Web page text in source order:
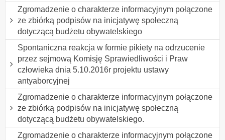
Zgromadzenie o charakterze informacyjnym połączone
ze zbiórką podpisów na inicjatywę społeczną
dotyczącą budżetu obywatelskiego
Spontaniczna reakcja w formie pikiety na odrzucenie
przez sejmową Komisję Sprawiedliwości i Praw
człowieka dnia 5.10.2016r projektu ustawy
antyaborcyjnej
Zgromadzenie o charakterze informacyjnym połączone
ze zbiórką podpisów na inicjatywę społeczną
dotyczącą budżetu obywatelskiego.
Zgromadzenie o charakterze informacyjnym połączone